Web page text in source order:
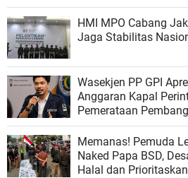
HMI MPO Cabang
Jaga Stabilitas
Wasekjen PP GPI
Anggaran Kapal
Pemerataan
Memanas! Pemuda
Naked Papa BSD,
Halal dan